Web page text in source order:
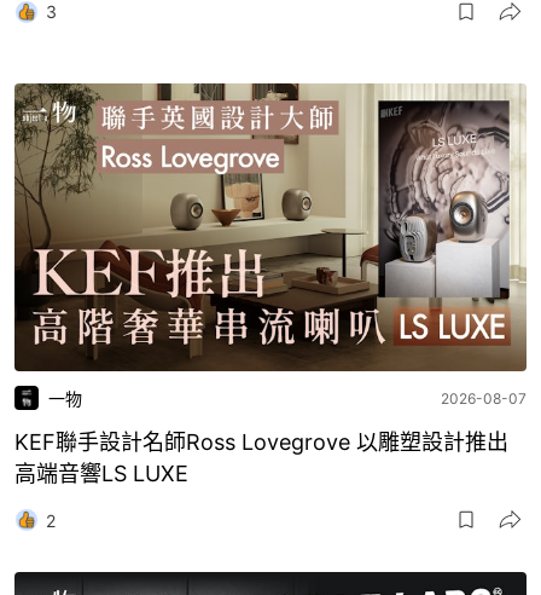
3
一物 2026-08-07
KEF聯手設計名師Ross Lovegrove 以雕塑設計推出
高端音響LS LUXE
2